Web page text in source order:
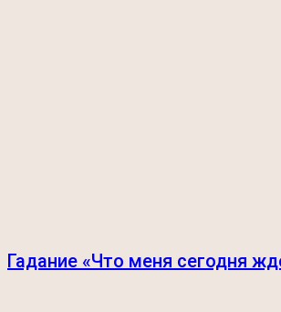
Гадание «Что меня сегодня